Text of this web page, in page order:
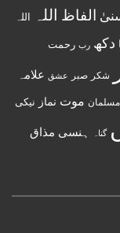
الفاظ اللہ اللہ
دکھ رب رحمت
شکر صبر عشق علامہ
مسلمان موت نماز نیکی
گناہ ہنسی مذاق